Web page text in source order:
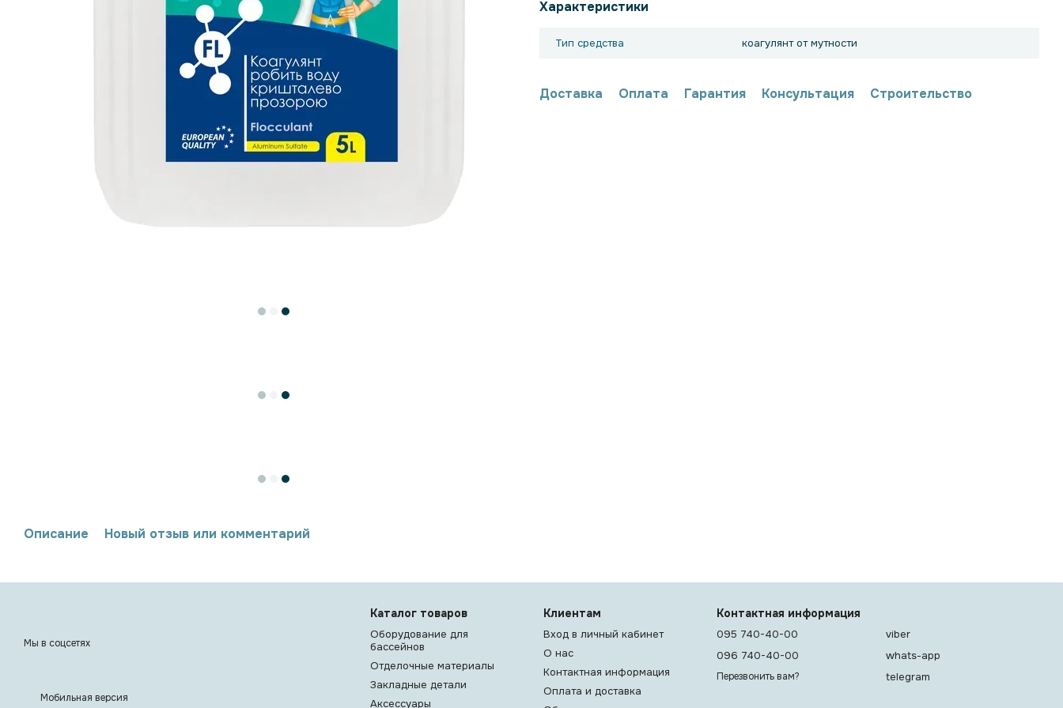
Характеристики
Тип средства коагулянт от мутности
Доставка Оплата Гарантия Консультация Строительство
Описание Новый отзыв или комментарий
Мы в соцсетях
Мобильная версия
Каталог товаров
Оборудование для
бассейнов
Отделочные материалы
Закладные детали
Аксессуары
Клиентам
Вход в личный кабинет
О нас
Контактная информация
Оплата и доставка
Контактная информация
095 740-40-00
096 740-40-00
Перезвонить вам?
viber
whats-app
telegram